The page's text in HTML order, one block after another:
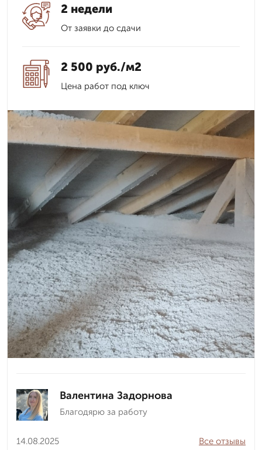
2 недели
От заявки до сдачи
2 500 руб./м2
Цена работ под ключ
Валентина Задорнова
Благодярю за работу
14.08.2025
Все отзывы